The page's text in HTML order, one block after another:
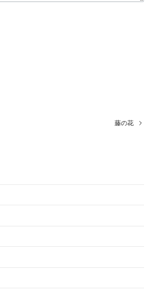
藤の花